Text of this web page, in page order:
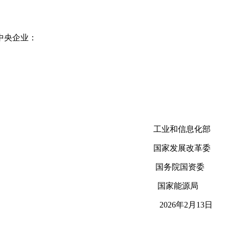
企业：
工业和信息化部
国家发展改革委
国务院国资委
国家能源局
2026年2月13日